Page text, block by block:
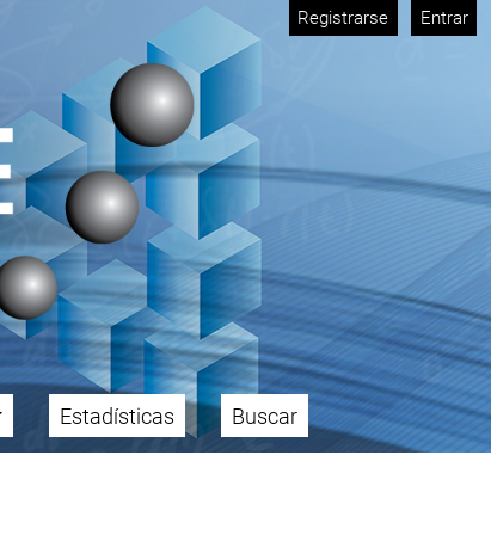
Registrarse Entrar
Estadísticas Buscar